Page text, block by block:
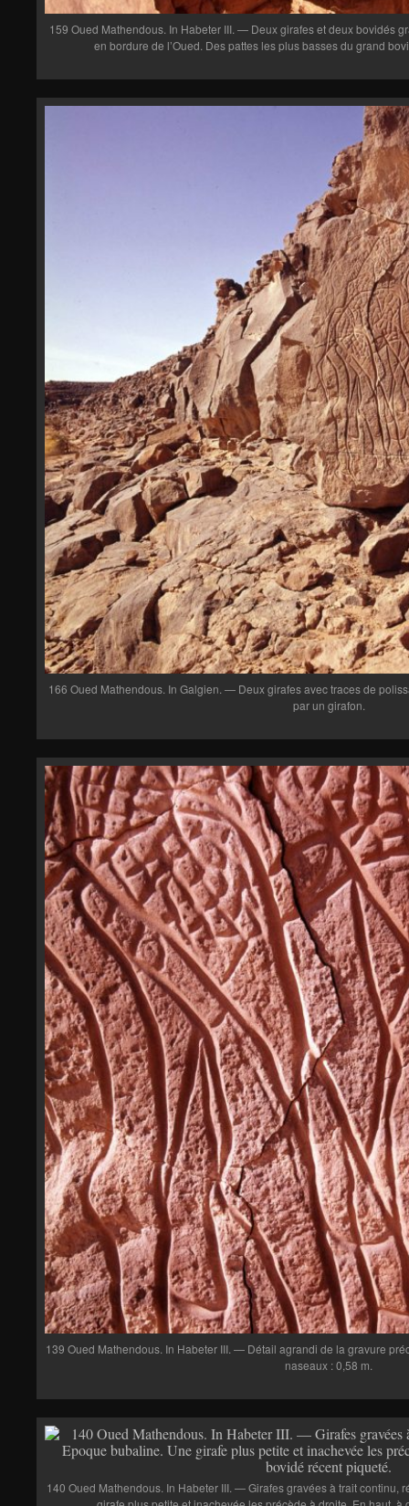
159 Oued Mathendous. In Habeter III. — Deux girafes et deux bovidés
en bordure de l’Oued. Des pattes les plus basses du grand
166 Oued Mathendous. In Galgien. — Deux girafes avec traces de
par un girafon.
139 Oued Mathendous. In Habeter III. — Détail agrandi de la gravure
naseaux : 0,58 m.
140 Oued Mathendous. In Habeter III. — Girafes gravées à trait continu,